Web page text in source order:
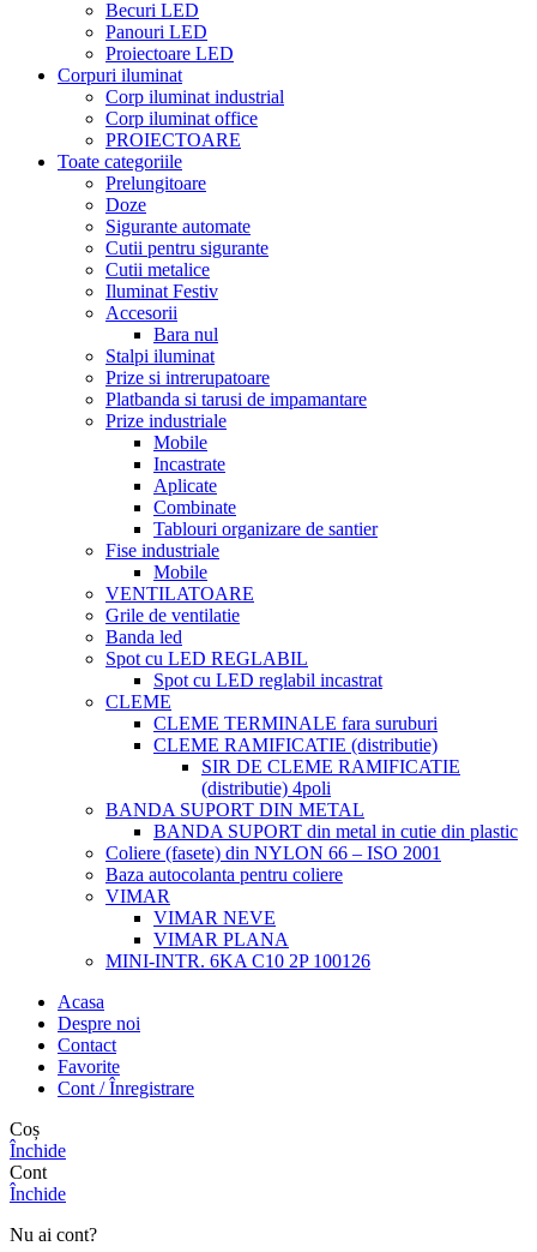
Becuri LED
Panouri LED
Proiectoare LED
Corpuri iluminat
Corp iluminat industrial
Corp iluminat office
PROIECTOARE
Toate categoriile
Prelungitoare
Doze
Sigurante automate
Cutii pentru sigurante
Cutii metalice
Iluminat Festiv
Accesorii
Bara nul
Stalpi iluminat
Prize si intrerupatoare
Platbanda si tarusi de impamantare
Prize industriale
Mobile
Incastrate
Aplicate
Combinate
Tablouri organizare de santier
Fise industriale
Mobile
VENTILATOARE
Grile de ventilatie
Banda led
Spot cu LED REGLABIL
Spot cu LED reglabil incastrat
CLEME
CLEME TERMINALE fara suruburi
CLEME RAMIFICATIE (distributie)
SIR DE CLEME RAMIFICATIE
(distributie) 4poli
BANDA SUPORT DIN METAL
BANDA SUPORT din metal in cutie din plastic
Coliere (fasete) din NYLON 66 – ISO 2001
Baza autocolanta pentru coliere
VIMAR
VIMAR NEVE
VIMAR PLANA
MINI-INTR. 6KA C10 2P 100126
Acasa
Despre noi
Contact
Favorite
Cont / Înregistrare
Coș
Închide
Cont
Închide
Nu ai cont?